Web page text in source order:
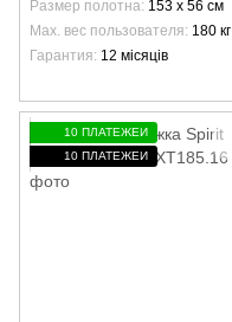
Размер полотна 153 х 56 см
Max. вес пользователя 180 кг
Гарантия 12 місяців
10 ПЛАТЕЖЕЙ
10 ПЛАТЕЖЕЙ